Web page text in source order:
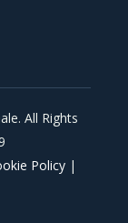
All Rights
Policy|